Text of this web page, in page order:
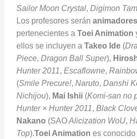
Sailor Moon Crystal, Digimon
Los profesores serán
pertenecientes a Toei Animation
ellos se incluyen a Takeo Ide(
Piece, Dragon Ball Super),
Hunter 2011, Escaflowne,
(Smile Precure!, Naruto, Danshi
Nichijou), Mai Ishii(Komi-san no
Hunter × Hunter 2011, Black
Nakano (SAOAlicization WoU,
Top).Toei Animation es